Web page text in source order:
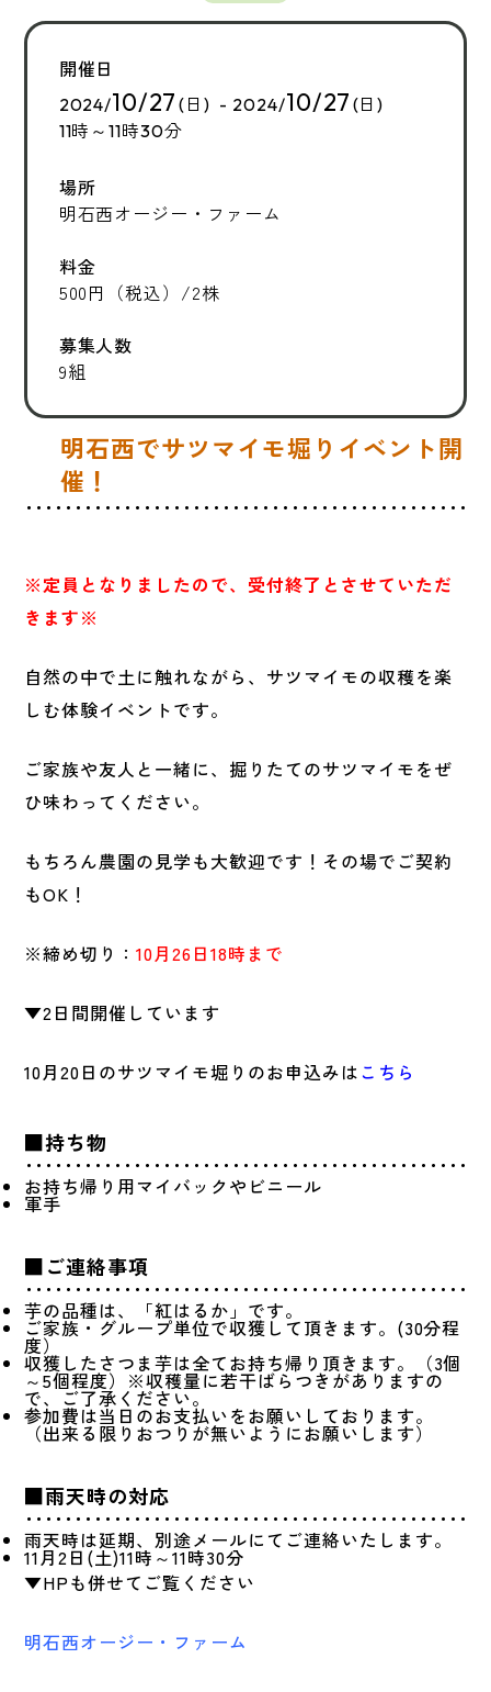
開催日
2024/10/27 (日) - 2024/10/27 (日)
11時～11時30分
場所
明石西オージー・ファーム
料金
500円（税込）/2株
募集人数
9組
明石西でサツマイモ堀りイベント開
催！
※定員となりましたので、受付終了とさせていただ
きます※
自然の中で土に触れながら、サツマイモの収穫を楽
しむ体験イベントです。
ご家族や友人と一緒に、掘りたてのサツマイモをぜ
ひ味わってください。
もちろん農園の見学も大歓迎です！その場でご契約
もOK！
※締め切り：10月26日18時まで
▼2日間開催しています
10月20日のサツマイモ堀りのお申込みはこちら
■持ち物
お持ち帰り用マイバックやビニール
軍手
■ご連絡事項
芋の品種は、「紅はるか」です。
ご家族・グループ単位で収獲して頂きます。(30分程
度）
収獲したさつま芋は全てお持ち帰り頂きます。（3個
～5個程度）※収穫量に若干ばらつきがありますの
で、ご了承ください。
参加費は当日のお支払いをお願いしております。
（出来る限りおつりが無いようにお願いします）
■雨天時の対応
雨天時は延期、別途メールにてご連絡いたします。
11月2日(土)11時～11時30分
▼HPも併せてご覧ください
明石西オージー・ファーム